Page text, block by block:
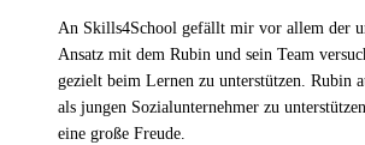
An Skills4School gefällt mir vor allem der
Ansatz mit dem Rubin und sein Team
gezielt beim Lernen zu unterstützen. Rubin
als jungen Sozialunternehmer zu
eine große Freude.